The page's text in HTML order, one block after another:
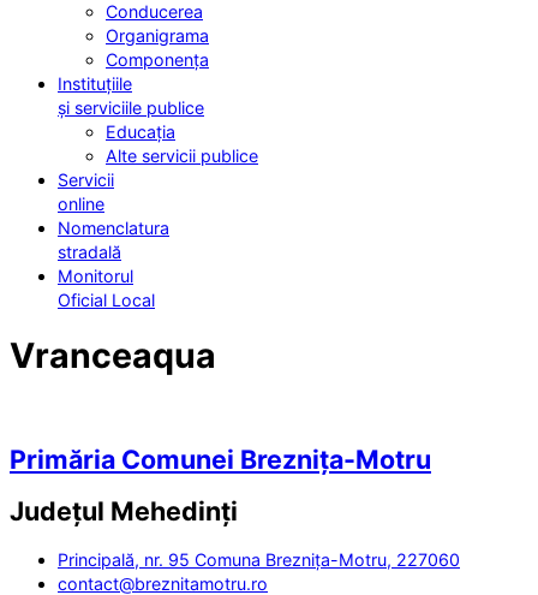
Conducerea
Organigrama
Componența
Instituțiile
și serviciile publice
Educația
Alte servicii publice
Servicii
online
Nomenclatura
stradală
Monitorul
Oficial Local
Vranceaqua
Primăria Comunei Breznița-Motru
Județul Mehedinți
Principală, nr. 95 Comuna Breznița-Motru, 227060
contact@breznitamotru.ro